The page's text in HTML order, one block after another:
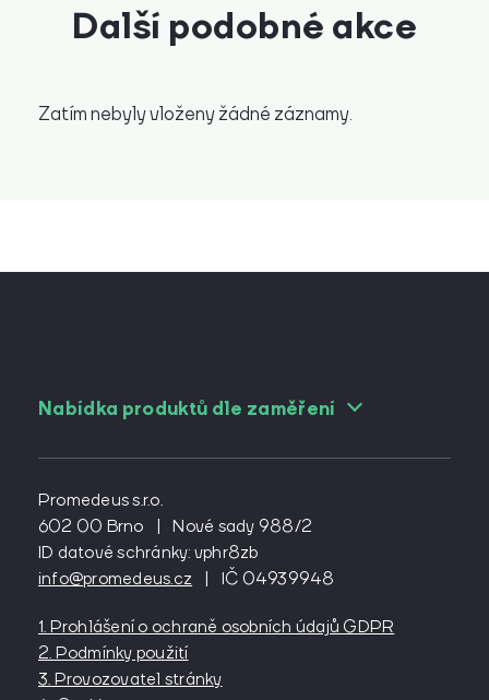
Další podobné akce
Zatím nebyly vloženy žádné záznamy.
Nabídka produktů dle zaměření
Pro angiology
Pro cévní chirurgy
Pro diabetology
Pro gynekology
Pro interní lékařství
Pro kardiochirurgy
Pro kardiology
Pro lázeňství
Promedeus s.r.o.
602 00 Brno
|
Nové sady 988/2
ID datové schránky: vphr8zb
info@promedeus.cz
| IČ 04939948
1. Prohlášení o ochraně osobních údajů GDPR
2. Podmínky použití
3. Provozovatel stránky